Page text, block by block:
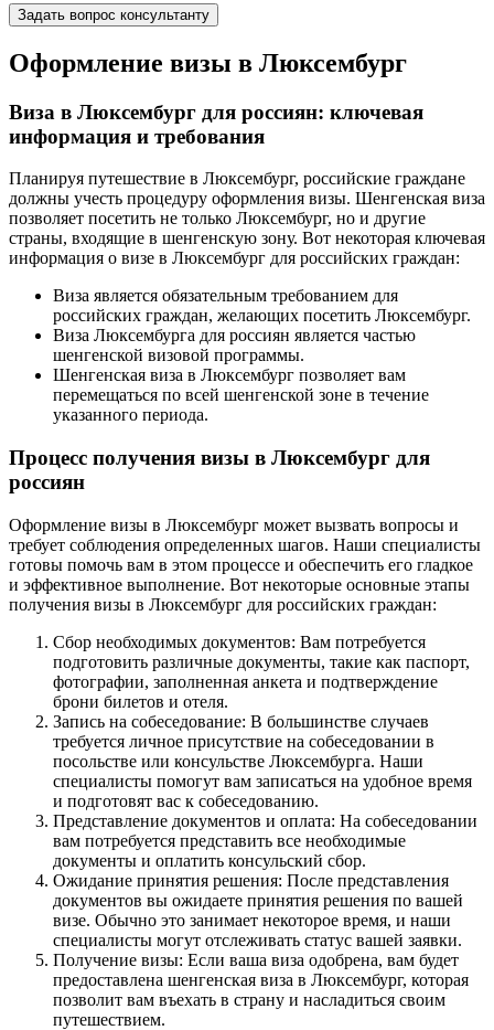
Задать вопрос консультанту
Оформление визы в Люксембург
Виза в Люксембург для россиян: ключевая
информация и требования
Планируя путешествие в Люксембург, российские граждане
должны учесть процедуру оформления визы. Шенгенская виза
позволяет посетить не только Люксембург, но и другие
страны, входящие в шенгенскую зону. Вот некоторая ключевая
информация о визе в Люксембург для российских граждан:
Виза является обязательным требованием для
российских граждан, желающих посетить Люксембург.
Виза Люксембурга для россиян является частью
шенгенской визовой программы.
Шенгенская виза в Люксембург позволяет вам
перемещаться по всей шенгенской зоне в течение
указанного периода.
Процесс получения визы в Люксембург для
россиян
Оформление визы в Люксембург может вызвать вопросы и
требует соблюдения определенных шагов. Наши специалисты
готовы помочь вам в этом процессе и обеспечить его гладкое
и эффективное выполнение. Вот некоторые основные этапы
получения визы в Люксембург для российских граждан:
Сбор необходимых документов: Вам потребуется
подготовить различные документы, такие как паспорт,
фотографии, заполненная анкета и подтверждение
брони билетов и отеля.
Запись на собеседование: В большинстве случаев
требуется личное присутствие на собеседовании в
посольстве или консульстве Люксембурга. Наши
специалисты помогут вам записаться на удобное время
и подготовят вас к собеседованию.
Представление документов и оплата: На собеседовании
вам потребуется представить все необходимые
документы и оплатить консульский сбор.
Ожидание принятия решения: После представления
документов вы ожидаете принятия решения по вашей
визе. Обычно это занимает некоторое время, и наши
специалисты могут отслеживать статус вашей заявки.
Получение визы: Если ваша виза одобрена, вам будет
предоставлена шенгенская виза в Люксембург, которая
позволит вам въехать в страну и насладиться своим
путешествием.